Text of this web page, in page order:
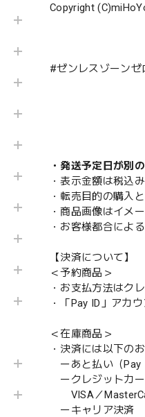
Copyright
#ゼンレスゾーン
・発送予定日が別
・表示金額は税込
・転売目的の購入
・商品画像はイメ
・お客様都合によ
【決済について】
＜予約商品＞
・お支払方法はク
・「Pay ID」アカ
＜在庫商品＞
・決済には以下の
ーあと払い（Pay
ークレジットカ
VISA／
ーキャリア決済